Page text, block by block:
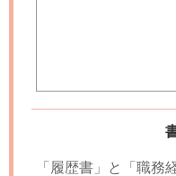
「履歴書」と「職務